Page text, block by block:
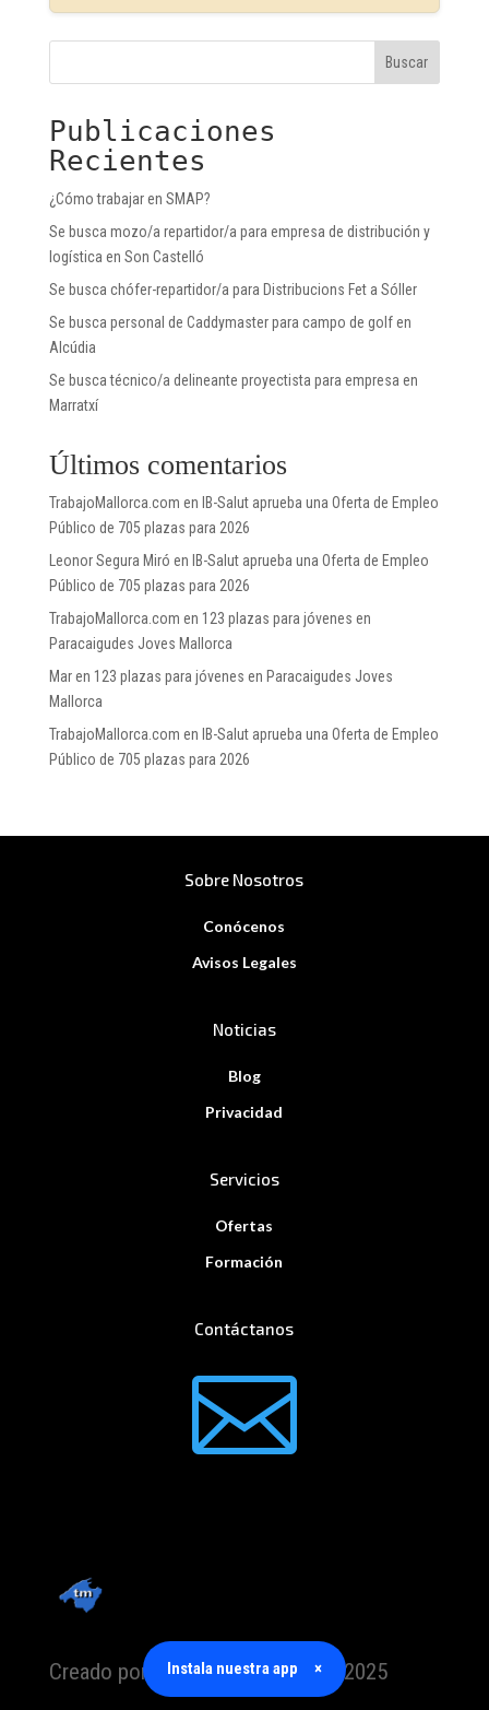
Buscar
Publicaciones
Recientes
¿Cómo trabajar en SMAP?
Se busca mozo/a repartidor/a para empresa de distribución y
logística en Son Castelló
Se busca chófer-repartidor/a para Distribucions Fet a Sóller
Se busca personal de Caddymaster para campo de golf en
Alcúdia
Se busca técnico/a delineante proyectista para empresa en
Marratxí
Últimos comentarios
TrabajoMallorca.com en IB-Salut aprueba una Oferta de Empleo
Público de 705 plazas para 2026
Leonor Segura Miró en IB-Salut aprueba una Oferta de Empleo
Público de 705 plazas para 2026
TrabajoMallorca.com en 123 plazas para jóvenes en
Paracaigudes Joves Mallorca
Maren 123 plazas para jóvenes en Paracaigudes Joves
Mallorca
TrabajoMallorca.com en IB-Salut aprueba una Oferta de Empleo
Público de 705 plazas para 2026
Sobre Nosotros
Conócenos
Avisos Legales
Noticias
Blog
Privacidad
Servicios
Ofertas
Formación
Contáctanos

Creado por TrabajoMallorca.com 2025
Instala nuestra app ×